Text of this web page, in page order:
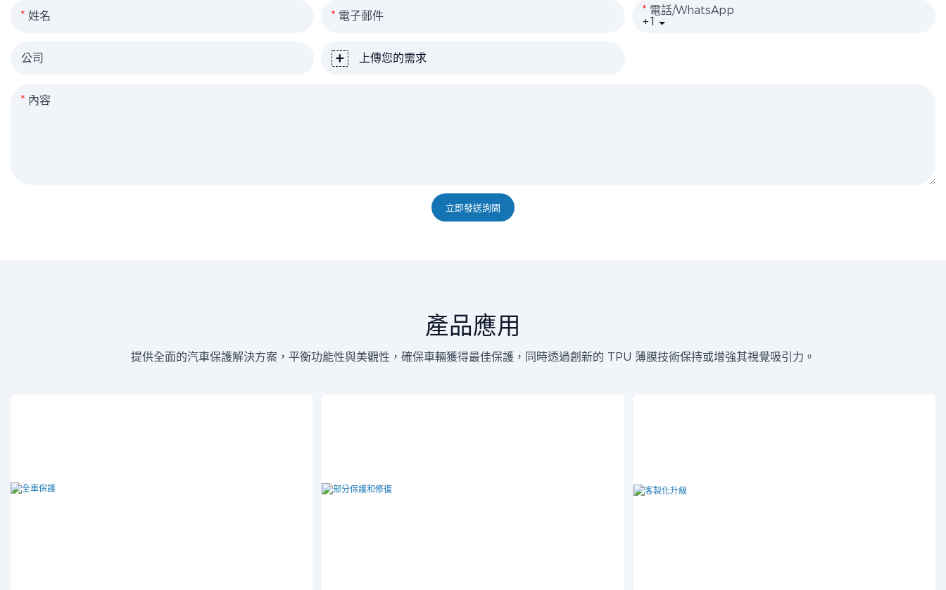
姓名 電子郵件 +1
電話/WhatsApp
公司 上傳您的需求
內容
立即發送詢問
產品應用
提供全面的汽車保護解決方案，平衡功能性與美觀性，確保車輛獲得最佳保護，同時透過創新的 TPU 薄膜技術保持或增強其視覺吸引力。